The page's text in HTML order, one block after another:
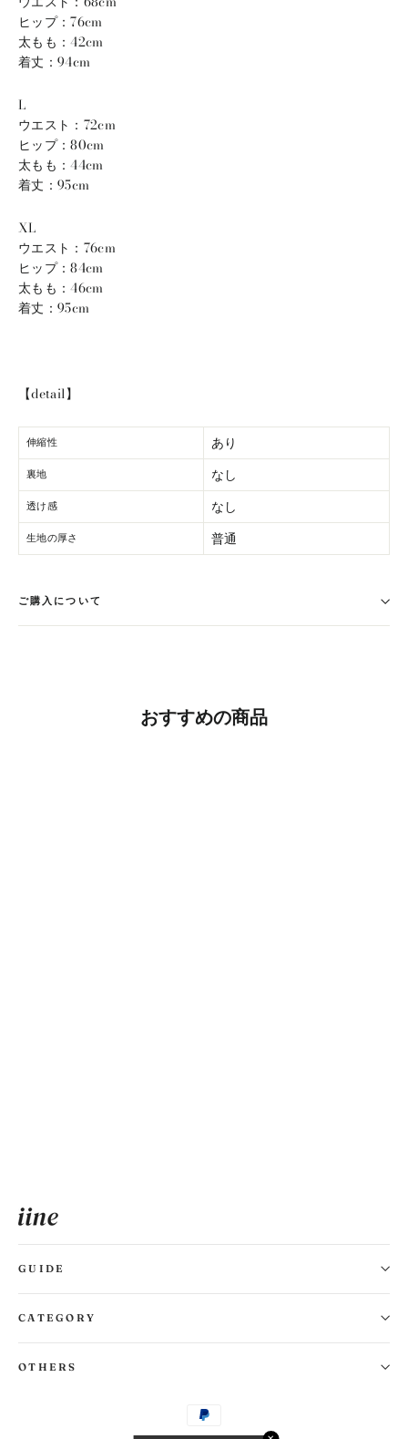
ヒップ：76cm
太もも：42cm
着丈：94cm
L
ウエスト：72cm
ヒップ：80cm
太もも：44cm
着丈：95cm
XL
ウエスト：76cm
ヒップ：84cm
太もも：46cm
着丈：95cm
【detail】
伸縮性 あり
裏地 なし
透け感 なし
生地の厚さ 普通
ご購入について
おすすめの商品
GUIDE
CATEGORY
OTHERS